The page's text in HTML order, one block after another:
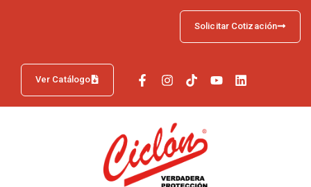
Ver Catálogo
Solicitar Cotización